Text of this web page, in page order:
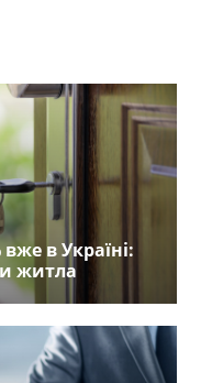
вже в Україні:
житла